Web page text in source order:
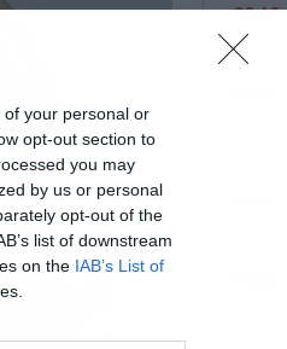
your personal or
opt-out section to
you may
by us or personal
opt-out of the
list of downstream
on the IAB’s List of
08:46